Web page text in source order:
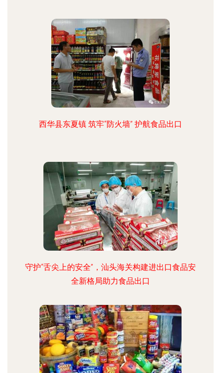
西华县东夏镇 筑牢“防火墙” 护航食品出口
守护“舌尖上的安全”，汕头海关构建进出口食品安
全新格局助力食品出口